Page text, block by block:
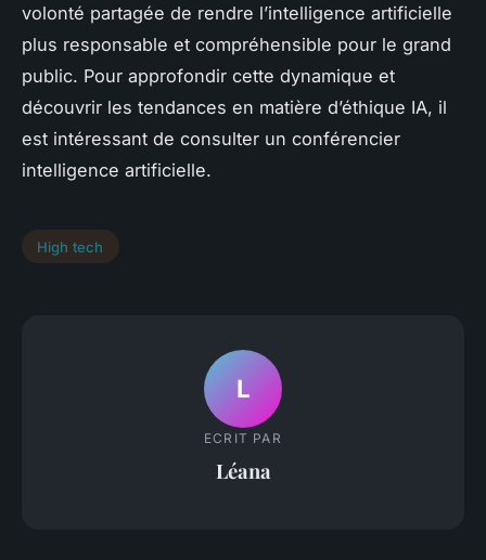
volonté partagée de rendre l’intelligence artificielle
plus responsable et compréhensible pour le grand
public. Pour approfondir cette dynamique et
découvrir les tendances en matière d’éthique IA, il
est intéressant de consulter un conférencier
intelligence artificielle.
High tech
L
ECRIT PAR
Léana